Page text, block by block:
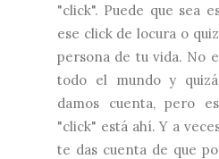
"click". Puede que sea
ese click de locura o
persona de tu vida. No
todo el mundo y
damos cuenta, pero
"click" está ahí. Y a
te das cuenta de que